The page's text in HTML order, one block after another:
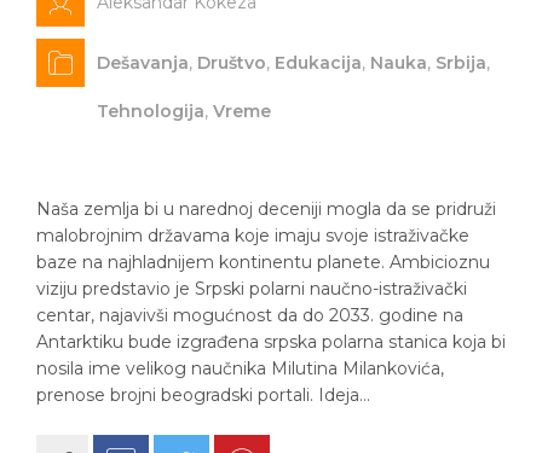
Dešavanja, Društvo, Edukacija, Nauka, Srbija,
Tehnologija, Vreme
Naša zemlja bi u narednoj deceniji mogla da se pridruži
malobrojnim državama koje imaju svoje istraživačke
baze na najhladnijem kontinentu planete. Ambicioznu
viziju predstavio je Srpski polarni naučno-istraživački
centar, najavivši mogućnost da do 2033. godine na
Antarktiku bude izgrađena srpska polarna stanica koja bi
nosila ime velikog naučnika Milutina Milankovića,
prenose brojni beogradski portali. Ideja…